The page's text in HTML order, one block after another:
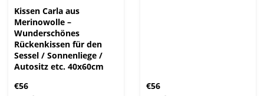
Kissen Carla aus
Merinowolle –
Wunderschönes
Rückenkissen für den
Sessel / Sonnenliege /
Autositz etc. 40x60cm
€56
€56